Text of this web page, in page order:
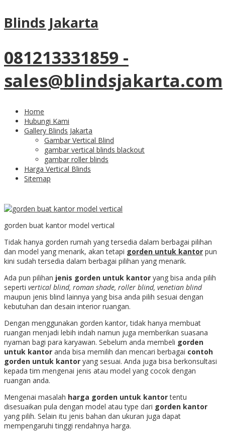
Blinds Jakarta
081213331859 -
sales@blindsjakarta.com
Home
Hubungi Kami
Gallery Blinds Jakarta
Gambar Vertical Blind
gambar vertical blinds blackout
gambar roller blinds
Harga Vertical Blinds
Sitemap
Gorden Buat Kantor Memberi
Suasana Kerja Yang Nyaman
gorden kantor, rumah sakit, maupun apartemen
tersedia disini
Gorden Buat Kantor
Dengan Berbagai Pilihan
gorden buat kantor model vertical
Tidak hanya gorden rumah yang tersedia dalam berbagai pilihan
dan model yang menarik, akan tetapi gorden untuk kantor pun
kini sudah tersedia dalam berbagai pilihan yang menarik.
Ada pun pilihan jenis gorden untuk kantor yang bisa anda pilih
seperti vertical blind, roman shade, roller blind, venetian blind
maupun jenis blind lainnya yang bisa anda pilih sesuai dengan
kebutuhan dan desain interior ruangan.
Dengan menggunakan gorden kantor, tidak hanya membuat
ruangan menjadi lebih indah namun juga memberikan suasana
nyaman bagi para karyawan. Sebelum anda membeli gorden
untuk kantor anda bisa memilih dan mencari berbagai contoh
gorden untuk kantor yang sesuai. Anda juga bisa berkonsultasi
kepada tim mengenai jenis atau model yang cocok dengan
ruangan anda.
Mengenai masalah harga gorden untuk kantortentu
disesuaikan pula dengan model atau type dari gorden kantor
yang pilih. Selain itu jenis bahan dan ukuran juga dapat
mempengaruhi tinggi rendahnya harga.